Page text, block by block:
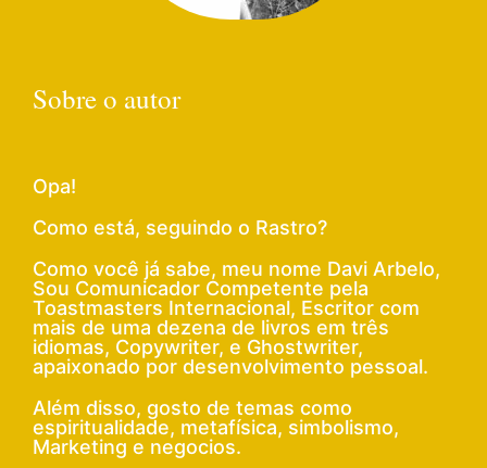
Sobre o autor
Opa!
Como está, seguindo o Rastro?
Como você já sabe, meu nome Davi Arbelo,
Sou Comunicador Competente pela
Toastmasters Internacional, Escritor com
mais de uma dezena de livros em três
idiomas, Copywriter, e Ghostwriter,
apaixonado por desenvolvimento pessoal.
Além disso, gosto de temas como
espiritualidade, metafísica, simbolismo,
Marketing e negocios.